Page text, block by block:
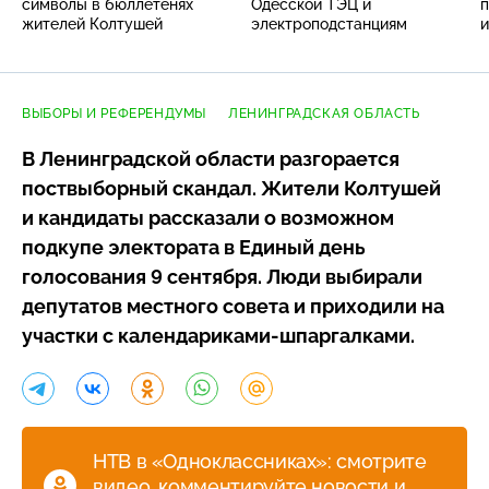
символы в бюллетенях
жителей Колтушей
Одесской ТЭЦ и
электроподстанциям
ВЫБОРЫ И РЕФЕРЕНДУМЫ ЛЕНИНГРАДСКАЯ ОБЛАСТЬ
В Ленинградской области разгорается
поствыборный скандал. Жители Колтушей
и кандидаты рассказали о возможном
подкупе электората в Единый день
голосования 9 сентября. Люди выбирали
депутатов местного совета и приходили на
участки с календариками-шпаргалками.
НТВ в «Одноклассниках»: смотрите